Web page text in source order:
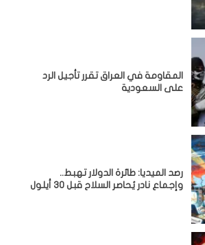
المقاومة في العراق تقرر تأجيل الرد
على السعودية
رصد الميديا: طائرة الدولار تهبط..
وإجماع نادر يُحاصر السلاح قبل 30 أيلول